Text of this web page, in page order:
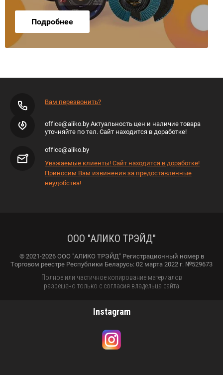
Подробнее
Вам перезвонить?
office@aliko.by Актуальность цен и наличие товара
уточняйте по тел. Сайт находится в доработке!
office@aliko.by
Уважаемые клиенты! Сайт находится в доработке!
Приносим Вам извинения за предоставленные
неудобства!
ООО "АЛИКО ТРЭЙД"
© 2021-2026 ООО "АЛИКО ТРЭЙД" Регистрационный номер в
Торговом реестре Республики Беларусь: 02 марта 2022 г. №529673
Полное или частичное копирование материалов
разрешено только с согласия владельца сайта
Instagram